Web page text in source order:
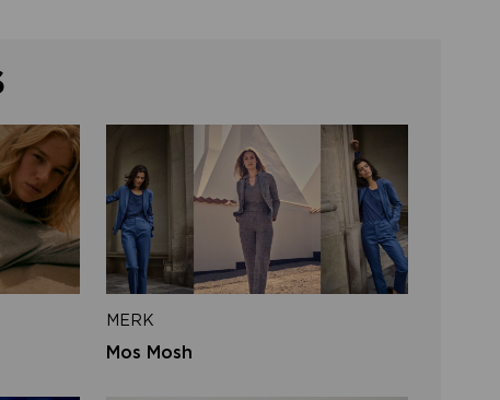
kwijt? Vul het e-mailadres in
dat hoort bij jouw account en klik op
verstuur.
VERSTUUR
MERK
Mos Mosh